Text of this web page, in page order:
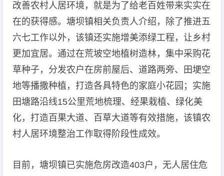
改善农村人居环境，就是为了给老百姓带来实实在
在的获得感。塘坝镇相关负责人介绍，除了推进五
六七工作以外，该镇还实施增美添绿工程，让乡村
更加宜居。通过在荒坡空地植树造林，集中采购花
草种子，分发农户在房前屋后、道路两旁、田埂空
地等播撒种植，打造各具特色的家庭小花园；实施
田塘路沿线15公里荒地梳理、经果栽植、绿化美
化，打造百果大道、百草大道等有效措施，该镇农
村人居环境整治工作取得阶段性成效。
目前，塘坝镇已实施危房改造403户，无人居住危